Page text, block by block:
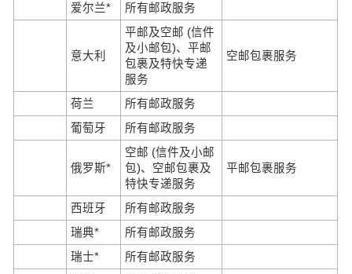
爱尔兰*
所有邮政服务
意大利
平邮及空邮 (信件
及小邮包)、平邮
包裹及特快专递
服务
空邮包裹服务
荷兰
所有邮政服务
葡萄牙
所有邮政服务
俄罗斯*
空邮 (信件及小邮
包)、空邮包裹及
特快专递服务
平邮包裹服务
西班牙
所有邮政服务
瑞典*
所有邮政服务
瑞士*
所有邮政服务